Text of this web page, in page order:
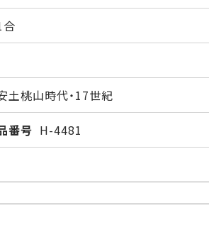
合
土桃山時代・17世紀
番号 H-4481